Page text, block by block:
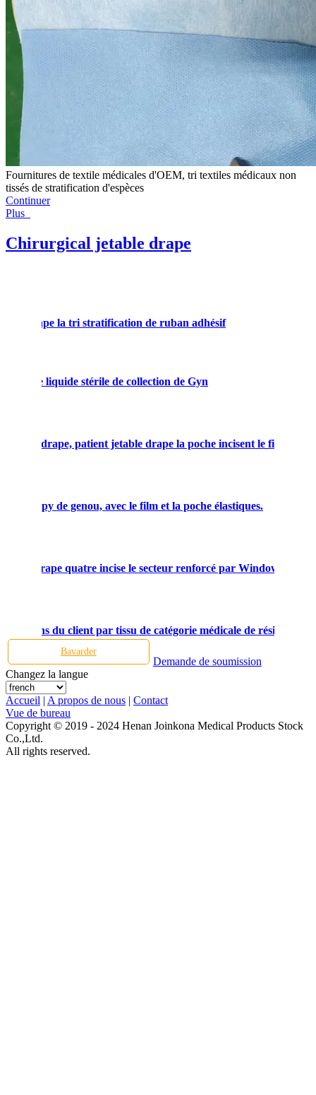
Fournitures de textile médicales d'OEM, tri textiles médicaux non
tissés de stratification d'espèces
Continuer
Plus
Chirurgical jetable drape
drape la tri stratification de ruban adhésif
poche liquide stérile de collection de Gyn
drape, patient jetable drape la poche incisent le film
de genou, avec le film et la poche élastiques.
drape quatre incise le secteur renforcé par Windows
besoins du client par tissu de catégorie médicale de résistance
Bavarder
Demande de soumission
Changez la langue
Accueil | A propos de nous | Contact
Vue de bureau
Copyright © 2019 - 2024 Henan Joinkona Medical Products Stock
Co.,Ltd.
All rights reserved.